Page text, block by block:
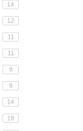
14
12
11
11
9
9
14
19